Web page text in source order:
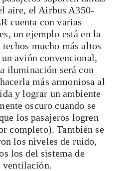
aire, el Airbus A350-
cuenta con varias
un ejemplo está en la
mucho más altos
avión convencional,
iluminación será con
más armoniosa al
y lograr un ambiente
oscuro cuando se
los pasajeros logren
completo). También se
los niveles de ruido,
los del sistema de
ventilación.